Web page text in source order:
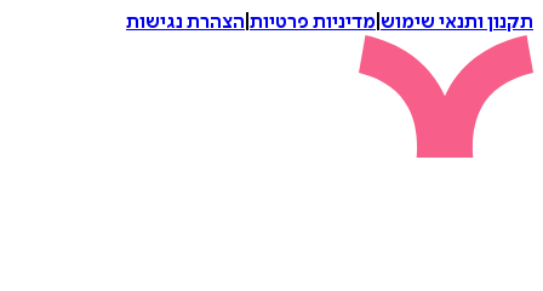
תקנון ותנאי שימוש מדיניות פרטיות הצהרת נגישות